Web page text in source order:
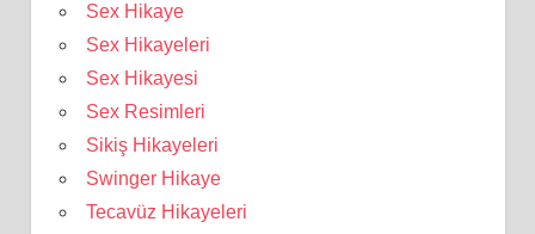
Sex Hikaye
Sex Hikayeleri
Sex Hikayesi
Sex Resimleri
Sikiş Hikayeleri
Swinger Hikaye
Tecavüz Hikayeleri